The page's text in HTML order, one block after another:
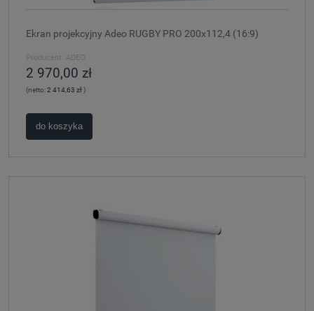
Ekran projekcyjny Adeo RUGBY PRO 200x112,4 (16:9)
Producent: ADEO
2 970,00 zł
(netto:2 414,63 zł)
do koszyka